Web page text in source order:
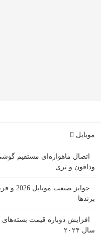
موبایل
اتصال ماهواره‌ای مستقیم
ودافون و تری
جوایز
برندها
افزایش دوباره قیمت بسته‌های
سال ۲۰۲۴